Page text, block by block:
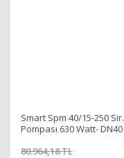
Smart Spm 40/15-250 Sir.
Pompası 630 Watt- DN40
80.964,18 TL